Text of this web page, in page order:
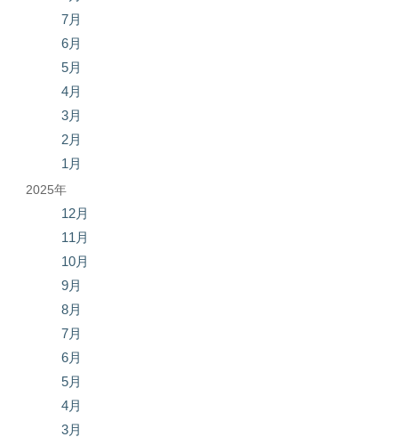
7月
6月
5月
4月
3月
2月
1月
2025年
12月
11月
10月
9月
8月
7月
6月
5月
4月
3月